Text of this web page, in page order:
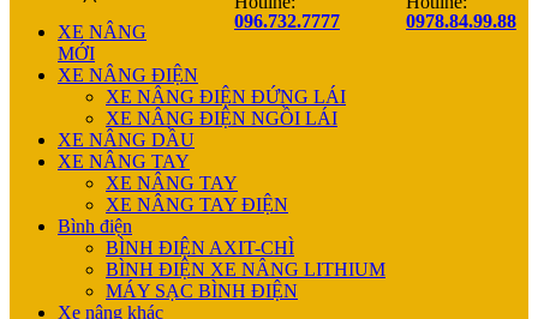
096.732.7777
0978.84.99.88
XE NÂNG
MỚI
XE NÂNG ĐIỆN
XE NÂNG ĐIỆN ĐỨNG LÁI
XE NÂNG ĐIỆN NGỒI LÁI
XE NÂNG DẦU
XE NÂNG TAY
XE NÂNG TAY
XE NÂNG TAY ĐIỆN
Bình điện
BÌNH ĐIỆN AXIT-CHÌ
BÌNH ĐIỆN XE NÂNG LITHIUM
MÁY SẠC BÌNH ĐIỆN
Xe nâng khác